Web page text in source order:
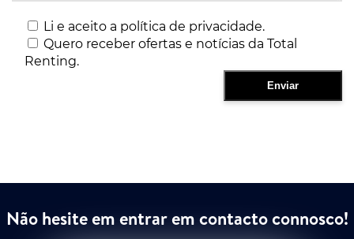
Li e aceito a política de privacidade.
Quero receber ofertas e notícias da Total
Renting.
Não hesite em entrar em contacto connosco!